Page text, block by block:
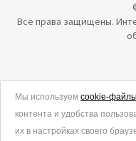
Все права защищены.
Политика в отношении
Согласие на обработку
Мы используем cookie-файлы
контента и удобства
их в настройках своего